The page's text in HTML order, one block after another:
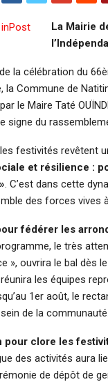
La Mairie
la célébration du
la Commune de
le Maire Taté
signe du
festivités revêtent
et résilience :
. C’est dans cette
des forces vives
fédérer les
le très
», ouvrira le bal dès
les équipes
1er août, le
de la communauté.
pour clore les
des activités aura
de dépôt de